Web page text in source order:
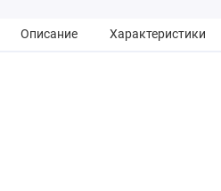
Описание Характеристики